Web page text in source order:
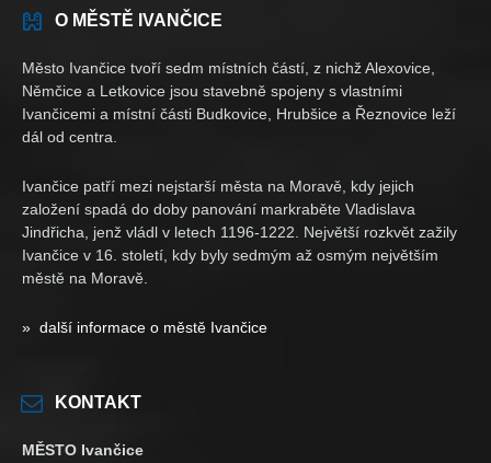
O MĚSTĚ IVANČICE
Město Ivančice tvoří sedm místních částí, z nichž Alexovice,
Němčice a Letkovice jsou stavebně spojeny s vlastními
Ivančicemi a místní části Budkovice, Hrubšice a Řeznovice leží
dál od centra.
Ivančice patří mezi nejstarší města na Moravě, kdy jejich
založení spadá do doby panování markraběte Vladislava
Jindřicha, jenž vládl v letech 1196-1222. Největší rozkvět zažily
Ivančice v 16. století, kdy byly sedmým až osmým největším
městě na Moravě.
» další informace o městě Ivančice
KONTAKT
MĚSTO Ivančice